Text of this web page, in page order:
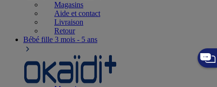
Magasins
Aide et contact
Livraison
Retour
Bébé fille 3 mois - 5 ans